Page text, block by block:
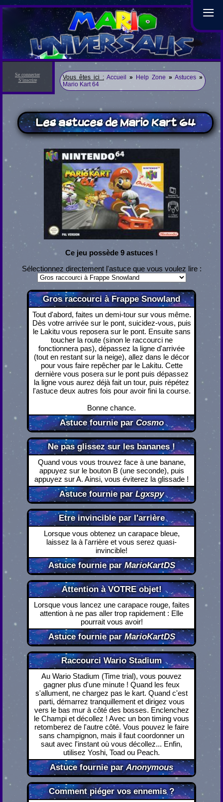
≡
Se connecter
S'inscrire
Vous êtes ici : Accueil » Help Zone » Astuces »
Mario Kart 64
Les astuces de Mario Kart 64
Ce jeu possède 9 astuces !
Sélectionnez directement l'astuce que vous voulez lire :
Gros raccourci à Frappe Snowland
Astuce fournie parCosmo
Tout d'abord, faites un demi-tour sur vous même.
Dès votre arrivée sur le pont, suicidez-vous, puis
le Lakitu vous reposera sur le pont. Ensuite sans
toucher la route (sinon le raccourci ne
fonctionnera pas), dépassez la ligne d'arrivée
(tout en restant sur la neige), allez dans le décor
pour vous faire repêcher par le Lakitu. Cette
dernière vous posera sur le pont puis dépassez
la ligne vous aurez déjà fait un tour, puis répétez
l'astuce deux autres fois pour avoir fini la course.
Bonne chance.
Ne pas glissez sur les bananes !
Astuce fournie parLgxspy
Quand vous vous trouvez face à une banane,
appuyez sur le bouton B (une seconde), puis
appuyez sur A. Ainsi, vous éviterez la glissade !
Etre invincible par l'arrière
Astuce fournie parMarioKartDS
Lorsque vous obtenez un carapace bleue,
laissez la à l'arrière et vous serez quasi-
invincible!
Attention à VOTRE objet!
Astuce fournie parMarioKartDS
Lorsque vous lancez une carapace rouge, faites
attention à ne pas aller trop rapidement : Elle
pourrait vous avoir!
Raccourci Wario Stadium
Astuce fournie parAnonymous
Au Wario Stadium (Time trial), vous pouvez
gagner plus d'une minute ! Quand les feux
s'allument, ne chargez pas le kart. Quand c'est
parti, démarrez tranquillement et dirigez vous
vers le bas mur à côté des bosses. Enclenchez
le Champi et décollez ! Avec un bon timing vous
retomberez de l'autre côté. Vous pouvez le faire
sans champignon, mais il faut coordonner un
saut avec l'instant où vous décollez... Enfin,
utilisez Yoshi, Toad ou Peach.
Comment piéger vos ennemis ?